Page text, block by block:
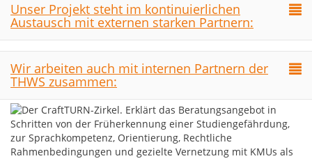
Unser Projekt steht im kontinuierlichen
Austausch mit externen starken Partnern:
Wir arbeiten auch mit internen Partnern der
THWS zusammen: